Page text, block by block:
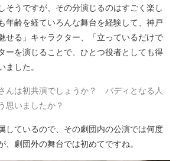
そうですが、その分演じるのはすごく楽し
年齢を経ていろんな舞台を経験して、神戸
せる」キャラクター、「立っているだけで
ーを演じることで、ひとつ役者としても得
した。
んは初共演でしょうか？ バディとなる人
思いましたか？
しているので、その劇団内の公演では何度
、劇団外の舞台では初めてですね。